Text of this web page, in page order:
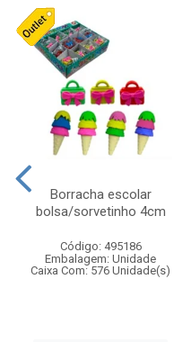
Borracha escolar
bolsa/sorvetinho 4cm
Código: 495186
Embalagem: Unidade
Caixa Com: 576 Unidade(s)